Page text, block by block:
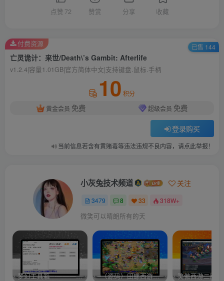
点赞 72 赞赏 分享 收藏
亡灵诡计：来世/Death\’s Gambit: Afterlife
v1.2.4|容量1.01GB|官方简体中文|支持键盘.鼠标.手柄
10 积分
黄金会员 免费 超级会员 免费
登录购买
当前信息若含有黄赌毒等违法违规不良内容，请点此举报！
付费资源 已售 144
小灰兔技术频道 关注
3479 8 33 318W+
微笑可以晴朗所有的天
梦幻工具箱————-免费 –（源码）田螺西游9.0 假人摆摊18门派飞升渡劫化圣助战最新BB谛听…. 笑傲西游二版-